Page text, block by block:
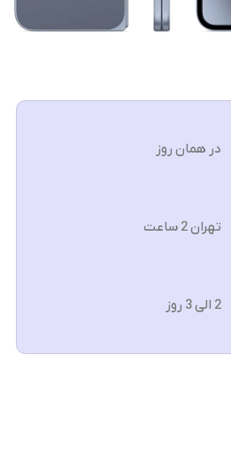
در همان روز
تهران 2 ساعت
2 الی 3 روز